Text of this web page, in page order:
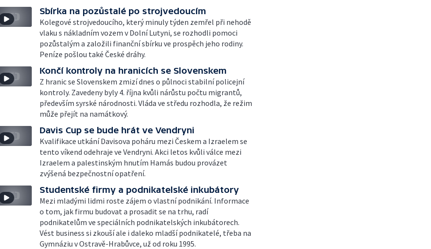
Sbírka na pozůstalé po strojvedoucím
Kolegové strojvedoucího, který minuly týden zemřel při nehodě
vlaku s nákladním vozem v Dolní Lutyni, se rozhodli pomoci
pozůstalým a založili finanční sbírku ve prospěch jeho rodiny.
Peníze pošlou také České dráhy.
Končí kontroly na hranicích se Slovenskem
Z hranic se Slovenskem zmizí dnes o půlnoci stabilní policejní
kontroly. Zavedeny byly 4. října kvůli nárůstu počtu migrantů,
především syrské národnosti. Vláda ve středu rozhodla, že režim
může přejít na namátkový.
Davis Cup se bude hrát ve Vendryni
Kvalifikace utkání Davisova poháru mezi Českem a Izraelem se
tento víkend odehraje ve Vendryni. Akci letos kvůli válce mezi
Izraelem a palestinským hnutím Hamás budou provázet
zvýšená bezpečnostní opatření.
Studentské firmy a podnikatelské inkubátory
Mezi mladými lidmi roste zájem o vlastní podnikání. Informace
o tom, jak firmu budovat a prosadit se na trhu, radí
podnikatelům ve speciálních podnikatelských inkubátorech.
Vést business si zkouší ale i daleko mladší podnikatelé, třeba na
Gymnáziu v Ostravě-Hrabůvce, už od roku 1995.